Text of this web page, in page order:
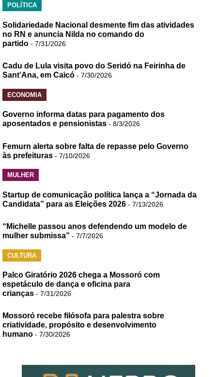
POLÍTICA
Solidariedade Nacional desmente fim das atividades
no RN e anuncia Nilda no comando do
partido - 7/31/2026
Cadu de Lula visita povo do Seridó na Feirinha de
Sant’Ana, em Caicó - 7/30/2026
ECONOMIA
Governo informa datas para pagamento dos
aposentados e pensionistas - 8/3/2026
Femurn alerta sobre falta de repasse pelo Governo
às prefeituras - 7/10/2026
MULHER
Startup de comunicação política lança a “Jornada da
Candidata” para as Eleições 2026 - 7/13/2026
“Michelle passou anos defendendo um modelo de
mulher submissa” - 7/7/2026
CULTURA
Palco Giratório 2026 chega a Mossoró com
espetáculo de dança e oficina para
crianças - 7/31/2026
Mossoró recebe filósofa para palestra sobre
criatividade, propósito e desenvolvimento
humano - 7/30/2026